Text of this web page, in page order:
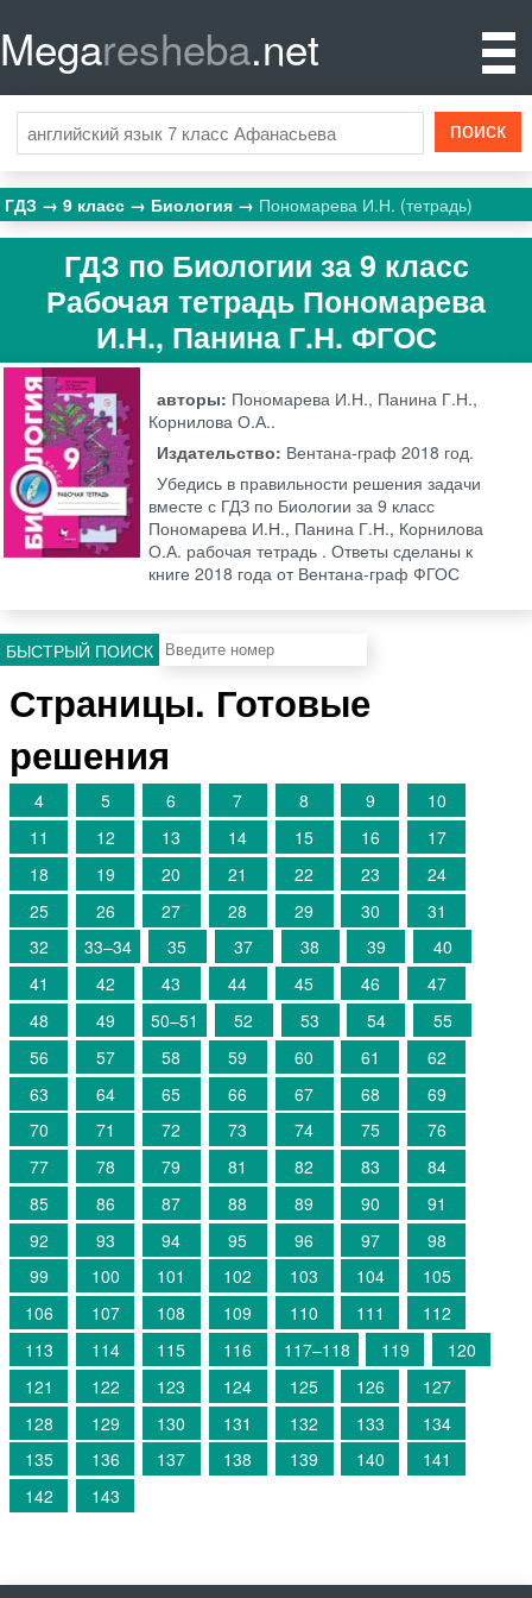
Megaresheba.net
ГДЗ 9 класс Биология Пономарева И.Н. (тетрадь)
ГДЗ по Биологии за 9 класс
Рабочая тетрадь Пономарева
И.Н., Панина Г.Н. ФГОС
авторы: Пономарева И.Н., Панина Г.Н.,
Корнилова О.А..
Издательство: Вентана-граф 2018 год.
Убедись в правильности решения задачи
вместе с ГДЗ по Биологии за 9 класс
Пономарева И.Н., Панина Г.Н., Корнилова
О.А. рабочая тетрадь . Ответы сделаны к
книге 2018 года от Вентана-граф ФГОС
БЫСТРЫЙ ПОИСК
Страницы. Готовые
решения
4 5 6 7 8 9
10
11
12 13 14 15 16
17
18
19 20 21 22 23
24
25
26 27 28 29 30
31
32
33–34 35 37 38 39
40
41
42 43 44 45 46
47
48
49 50–51 52 53 54
55
56
57 58 59 60 61
62
63
64 65 66 67 68
69
70
71 72 73 74 75
76
77
78 79 81 82 83
84
85
86 87 88 89 90
91
92
93 94 95 96 97
98
99
100 101 102 103 104
105
106
107 108 109 110 111
112
113
114 115 116 117–118 119
120
121
122 123 124 125 126
127
128
129 130 131 132 133
134
135
136 137 138 139 140
141
142
143